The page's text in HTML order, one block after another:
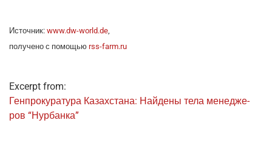
Источ­ник: www.dw-world.de
полу­че­но с помо­щью rss-farm.ru
Excerpt from:
Ген­про­ку­ра­ту­ра Казах­ста­на: Най­де­ны тела мене­дже­
ров “Нур­бан­ка”